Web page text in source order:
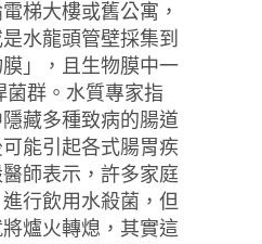
梯大樓或舊公寓，
水龍頭管壁採集到
」，且生物膜中一
群。水質專家指
藏多種致病的腸道
能引起各式腸胃疾
師表示，許多家庭
行飲用水殺菌，但
爐火轉熄，其實這